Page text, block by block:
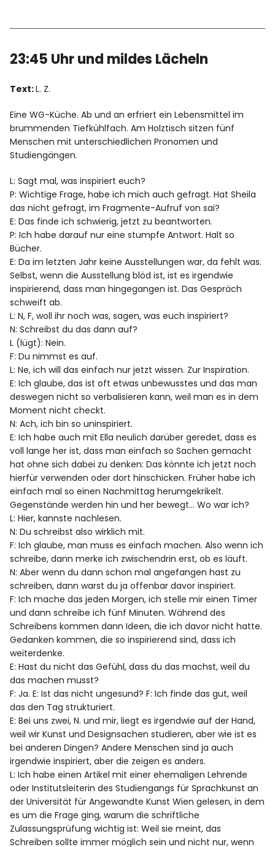
23:45 Uhr und mildes Lächeln
Text:L. Z.
Eine WG-Küche. Ab und an erfriert ein Lebensmittel im
brummenden Tiefkühlfach. Am Holztisch sitzen fünf
Menschen mit unterschiedlichen Pronomen und
Studiengängen.
L: Sagt mal, was inspiriert euch?
P: Wichtige Frage, habe ich mich auch gefragt. Hat Sheila
das nicht gefragt, im Fragmente-Aufruf von sai?
E: Das finde ich schwierig, jetzt zu beantworten.
P: Ich habe darauf nur eine stumpfe Antwort. Halt so
Bücher.
E: Da im letzten Jahr keine Ausstellungen war, da fehlt was.
Selbst, wenn die Ausstellung blöd ist, ist es irgendwie
inspirierend, dass man hingegangen ist. Das Gespräch
schweift ab.
L: N, F, woll ihr noch was, sagen, was euch inspiriert?
N: Schreibst du das dann auf?
L (lügt): Nein.
F: Du nimmst es auf.
L: Ne, ich will das einfach nur jetzt wissen. Zur Inspiration.
E: Ich glaube, das ist oft etwas unbewusstes und das man
deswegen nicht so verbalisieren kann, weil man es in dem
Moment nicht checkt.
N: Ach, ich bin so uninspiriert.
E: Ich habe auch mit Ella neulich darüber geredet, dass es
voll lange her ist, dass man einfach so Sachen gemacht
hat ohne sich dabei zu denken: Das könnte ich jetzt noch
hierfür verwenden oder dort hinschicken. Früher habe ich
einfach mal so einen Nachmittag herumgekrikelt.
Gegenstände werden hin und her bewegt… Wo war ich?
L: Hier, kannste nachlesen.
N: Du schreibst also wirklich mit.
F: Ich glaube, man muss es einfach machen. Also wenn ich
schreibe, dann merke ich zwischendrin erst, ob es läuft.
N: Aber wenn du dann schon mal angefangen hast zu
schreiben, dann warst du ja offenbar davor inspiriert.
F: Ich mache das jeden Morgen, ich stelle mir einen Timer
und dann schreibe ich fünf Minuten. Während des
Schreibens kommen dann Ideen, die ich davor nicht hatte.
Gedanken kommen, die so inspirierend sind, dass ich
weiterdenke.
E: Hast du nicht das Gefühl, dass du das machst, weil du
das machen musst?
F: Ja. E: Ist das nicht ungesund? F: Ich finde das gut, weil
das den Tag strukturiert.
E: Bei uns zwei, N. und mir, liegt es irgendwie auf der Hand,
weil wir Kunst und Designsachen studieren, aber wie ist es
bei anderen Dingen? Andere Menschen sind ja auch
irgendwie inspiriert, aber die zeigen es anders.
L: Ich habe einen Artikel mit einer ehemaligen Lehrende
oder Institutsleiterin des Studiengangs für Sprachkunst an
der Universität für Angewandte Kunst Wien gelesen, in dem
es um die Frage ging, warum die schriftliche
Zulassungsprüfung wichtig ist: Weil sie meint, das
Schreiben sollte immer möglich sein und nicht nur, wenn